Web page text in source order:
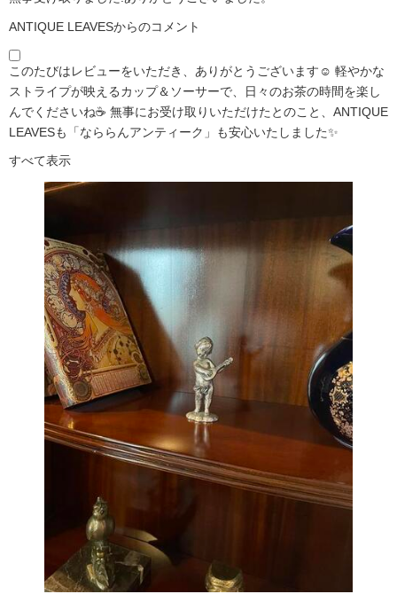
ANTIQUE LEAVESからのコメント
このたびはレビューをいただき、ありがとうございます☺️ 軽やかな
ストライプが映えるカップ＆ソーサーで、日々のお茶の時間を楽し
んでくださいね☕ 無事にお受け取りいただけたとのこと、ANTIQUE
LEAVESも「なららんアンティーク」も安心いたしました✨
すべて表示